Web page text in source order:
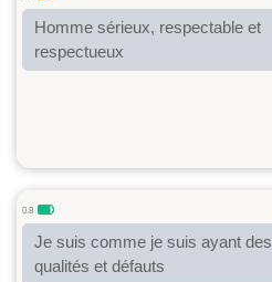
Homme sérieux, respectable et
respectueux
0.8
Je suis comme je suis ayant des
qualités et défauts